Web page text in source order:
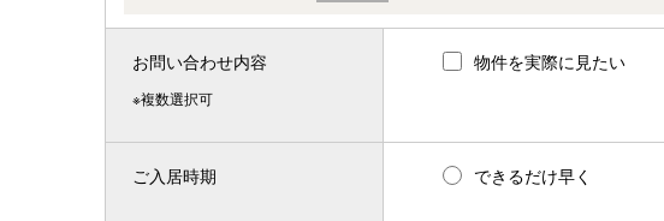
お問い合わせ内容
※複数選択可
物件を実際に見たい
ご入居時期 できるだけ早く